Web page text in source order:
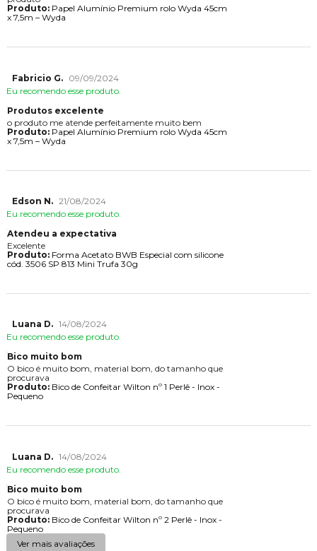
Produto:Papel Alumínio Premium rolo Wyda 45cm
x 7,5m – Wyda
Fabricio G.
09/09/2024
Eu recomendo esse produto.
Produtos excelente
o produto me atende perfeitamente muito bem
Produto:Papel Alumínio Premium rolo Wyda 45cm
x 7,5m – Wyda
Edson N. 21/08/2024
Eu recomendo esse produto.
Atendeu a expectativa
Excelente
Produto:Forma Acetato BWB Especial com silicone
cód. 3506 SP 813 Mini Trufa 30g
Luana D. 14/08/2024
Eu recomendo esse produto.
Bico muito bom
O bico é muito bom, material bom, do tamanho que
procurava
Produto:Bico de Confeitar Wilton nº 1 Perlê - Inox -
Pequeno
Luana D. 14/08/2024
Eu recomendo esse produto.
Bico muito bom
O bico é muito bom, material bom, do tamanho que
procurava
Produto:Bico de Confeitar Wilton nº 2 Perlê - Inox -
Pequeno
Ver mais avaliações